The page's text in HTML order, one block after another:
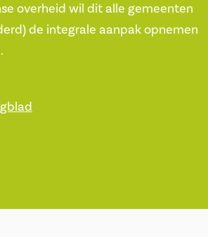
overheid wil dit alle gemeenten
de integrale aanpak opnemen